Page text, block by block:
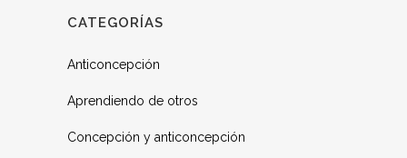
CATEGORÍAS
Anticoncepción
Aprendiendo de otros
Concepción y anticoncepción